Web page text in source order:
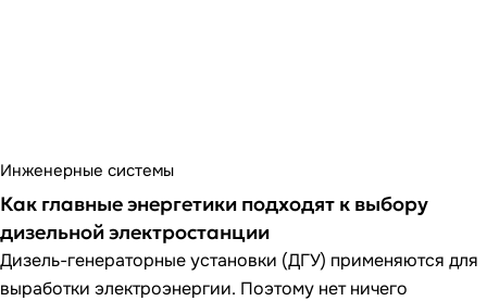
Инженерные системы
Как главные энергетики подходят к выбору
дизельной электростанции
Дизель-генераторные установки (ДГУ) применяются для
выработки электроэнергии. Поэтому нет ничего